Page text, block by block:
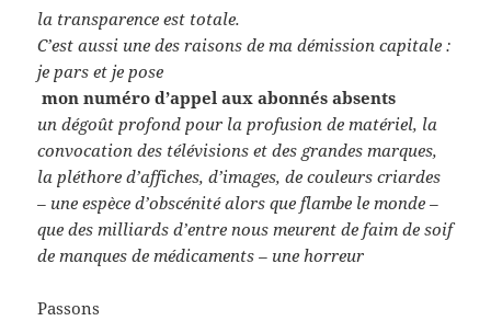
la transparence est totale.
C’est aussi une des raisons de ma démission capitale :
je pars et je pose
mon numéro d’appel aux abonnés absents
un dégoût profond pour la profusion de matériel, la
convocation des télévisions et des grandes marques,
la pléthore d’affiches, d’images, de couleurs criardes
– une espèce d’obscénité alors que flambe le monde –
que des milliards d’entre nous meurent de faim de soif
de manques de médicaments – une horreur
Passons